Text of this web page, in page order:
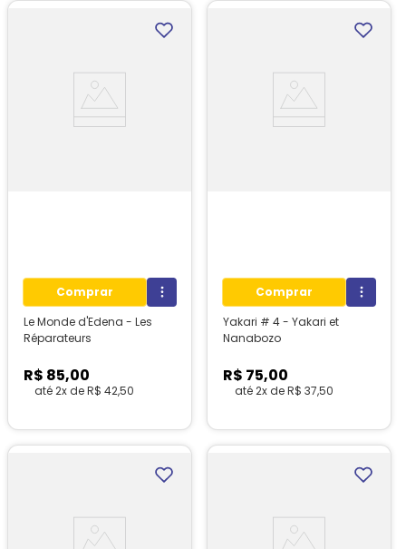
Comprar
Le Monde d'Edena - Les
Réparateurs
R$ 85,00
até2x deR$ 42,50
Comprar
Yakari # 4 - Yakari et
Nanabozo
R$ 75,00
até2x deR$ 37,50